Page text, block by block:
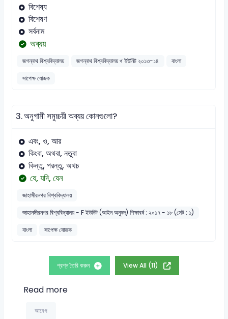
বিশেষ্য
বিশেষণ
সর্বনাম
অব্যয়
জগন্নাথ বিশ্ববিদ্যালয় জগন্নাথ বিশ্ববিদ্যালয় খ ইউনিট ২০১৩-১৪
বাংলা
সাপেক্ষ যোজক
3.অনুগামী সমুচ্চয়ী অব্যয় কোনগুলো?
এবং, ও, আর
কিংবা, অথবা, নতুবা
কিন্তু, পরন্তু, অথচ
যে, যদি, যেন
জাহাঙ্গীরনগর বিশ্ববিদ্যালয়
জাহানঙ্গীরনগর বিশ্ববিদ্যালয় - F ইউনিট (আইন অনুষদ) শিক্ষাবর্ষ : ২০১৭ - ১৮ (সেট : ১)
বাংলা
সাপেক্ষ যোজক
প্রশ্ন তৈরি করুন View All (11)
Read more
আবেগ